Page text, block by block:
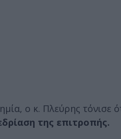
ο κ. Πλεύρης τόνισε
της επιτροπής.